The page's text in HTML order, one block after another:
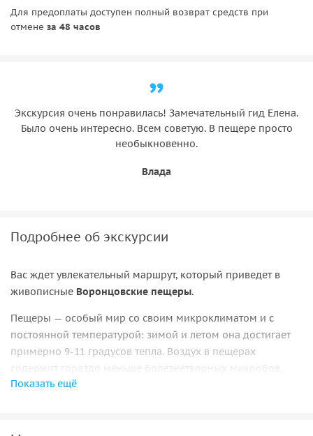
Для предоплаты доступен полный возврат средств при
отмене за 48 часов
Экскурсия очень понравилась! Замечательный гид Елена.
Было очень интересно. Всем советую. В пещере просто
необыкновенно.
Влада
Подробнее об экскурсии
Вас ждет увлекательный маршрут, который приведет в
живописные Воронцовские пещеры.
Пещеры — особый мир со своим микроклиматом и с
постоянной температурой: зимой и летом она достигает
примерно 9-11 градусов тепла. Воздух в пещерах
содержит гораздо меньше болезнетворных микробов,
чем на поверхности земли. Вместе с подземными водами
Показать ещё